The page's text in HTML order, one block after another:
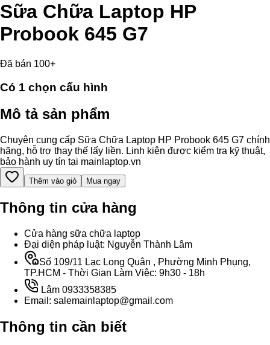
Sữa Chữa Laptop HP
Probook 645 G7
Đã bán 100+
Có 1 chọn cấu hình
Mô tả sản phẩm
Chuyên cung cấp Sữa Chữa Laptop HP Probook 645 G7 chính
hãng, hỗ trợ thay thế lấy liền. Linh kiện được kiểm tra kỹ thuật,
bảo hành uy tín tại mainlaptop.vn
Thêm vào giỏ Mua ngay
Thông tin cửa hàng
Cửa hàng sữa chữa laptop
Đại diện pháp luật: Nguyễn Thành Lâm
Số 109/11 Lạc Long Quân , Phường Minh Phụng,
TP.HCM - Thời Gian Làm Việc: 9h30 - 18h
Lâm 0933358385
Email: salemainlaptop@gmail.com
Thông tin cần biết